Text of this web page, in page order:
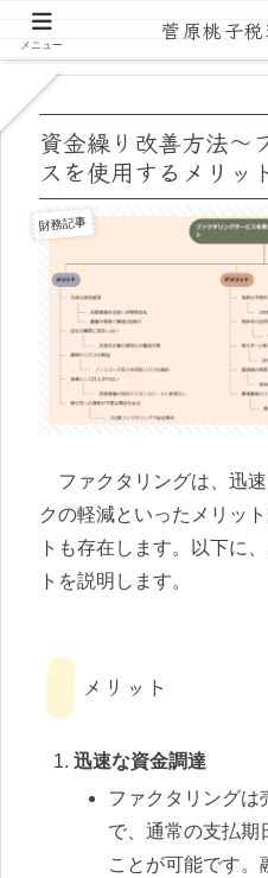
財務記事
資金繰り改善方法～
スを使用するメリッ
財務記事
ファクタリングは、迅
クの軽減といったメリッ
トも存在します。以下に
トを説明します。
メリット
迅速な資金調達
ファクタリングは
で、通常の支払期
ことが可能です。
メニュー
菅原桃子